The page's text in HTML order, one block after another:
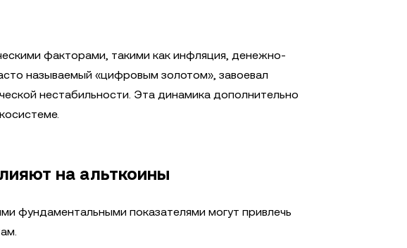
факторами, такими как инфляция, денежно-
называемый «цифровым золотом», завоевал
нестабильности. Эта динамика дополнительно
на альткоины
фундаментальными показателями могут привлечь